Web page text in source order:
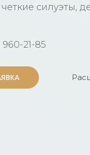
силуэты,
21-85